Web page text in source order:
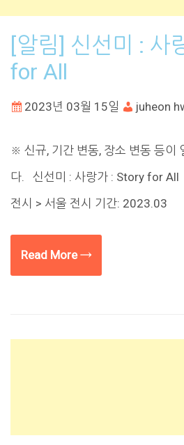
[알림] 신선미 : 사
for All
2023년 03월 15일 juheon
※ 신규, 기간 변동, 장소 변동 등이
다. 신선미 : 사랑가 : Story for
전시 > 서울 전시 기간: 2023.03
Read More →